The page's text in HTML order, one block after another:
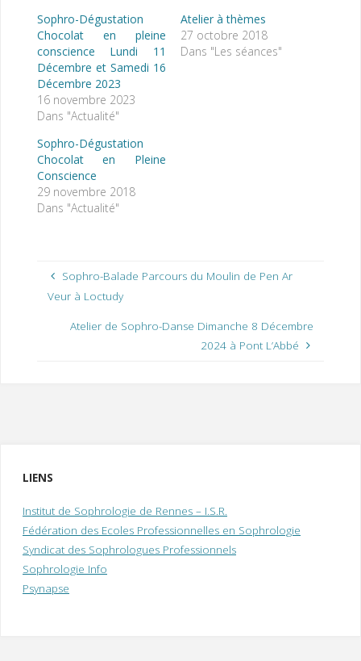
Sophro-Dégustation
Chocolat en pleine
conscience Lundi 11
Décembre et Samedi 16
Décembre 2023
16 novembre 2023
Dans "Actualité"
Atelier à thèmes
27 octobre 2018
Dans "Les séances"
Sophro-Dégustation
Chocolat en Pleine
Conscience
29 novembre 2018
Dans "Actualité"
Sophro-Balade Parcours du Moulin de Pen Ar
Veur à Loctudy
Atelier de Sophro-Danse Dimanche 8 Décembre
2024 à Pont L’Abbé
LIENS
Institut de Sophrologie de Rennes – I.S.R.
Fédération des Ecoles Professionnelles en Sophrologie
Syndicat des Sophrologues Professionnels
Sophrologie Info
Psynapse